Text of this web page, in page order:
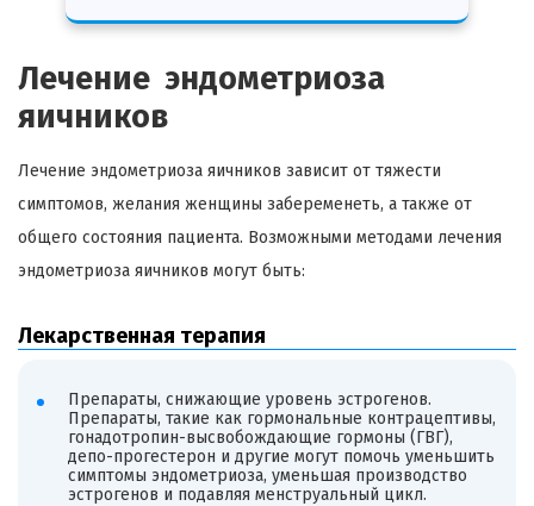
Лечение эндометриоза
яичников
Лечение эндометриоза яичников зависит от тяжести
симптомов, желания женщины забеременеть, а также от
общего состояния пациента. Возможными методами лечения
эндометриоза яичников могут быть:
Лекарственная терапия
Препараты, снижающие уровень эстрогенов.
Препараты, такие как гормональные контрацептивы,
гонадотропин-высвобождающие гормоны (ГВГ),
депо-прогестерон и другие могут помочь уменьшить
симптомы эндометриоза, уменьшая производство
эстрогенов и подавляя менструальный цикл.